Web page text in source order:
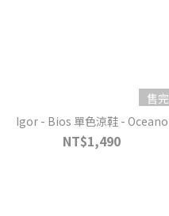
售完
Igor - Bios 單色涼鞋 - Oceano
NT$1,490